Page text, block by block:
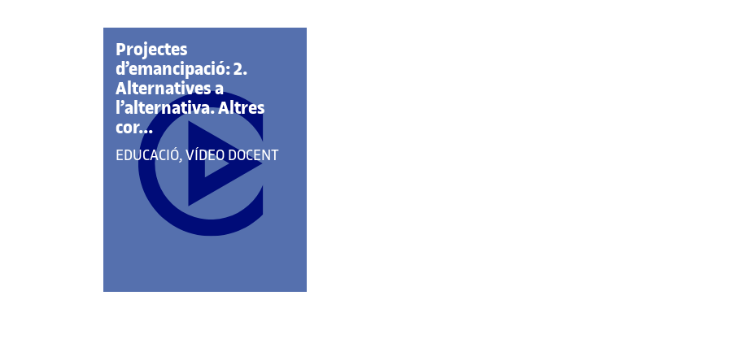
Projectes
d’emancipació: 2.
Alternatives a
l’alternativa. Altres
cor...
QUE
PERTANY
CATEGORIES:
EDUCACIÓ, VÍDEO DOCENT